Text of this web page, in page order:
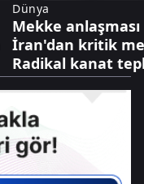
Dünya
Mekke anlaşması
İran'dan kritik
Radikal kanat
diplomasi